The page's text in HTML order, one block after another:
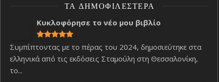
ΤΑ ΔΗΜΟΦΙΛΈΣΤΕΡΑ
Κυκλοφόρησε το νέο μου βιβλίο
Συμπίπτοντας με το πέρας του 2024, δημοσιεύτηκε στα
ελληνικά από τις εκδόσεις Σταμούλη στη Θεσσαλονίκη,
το...